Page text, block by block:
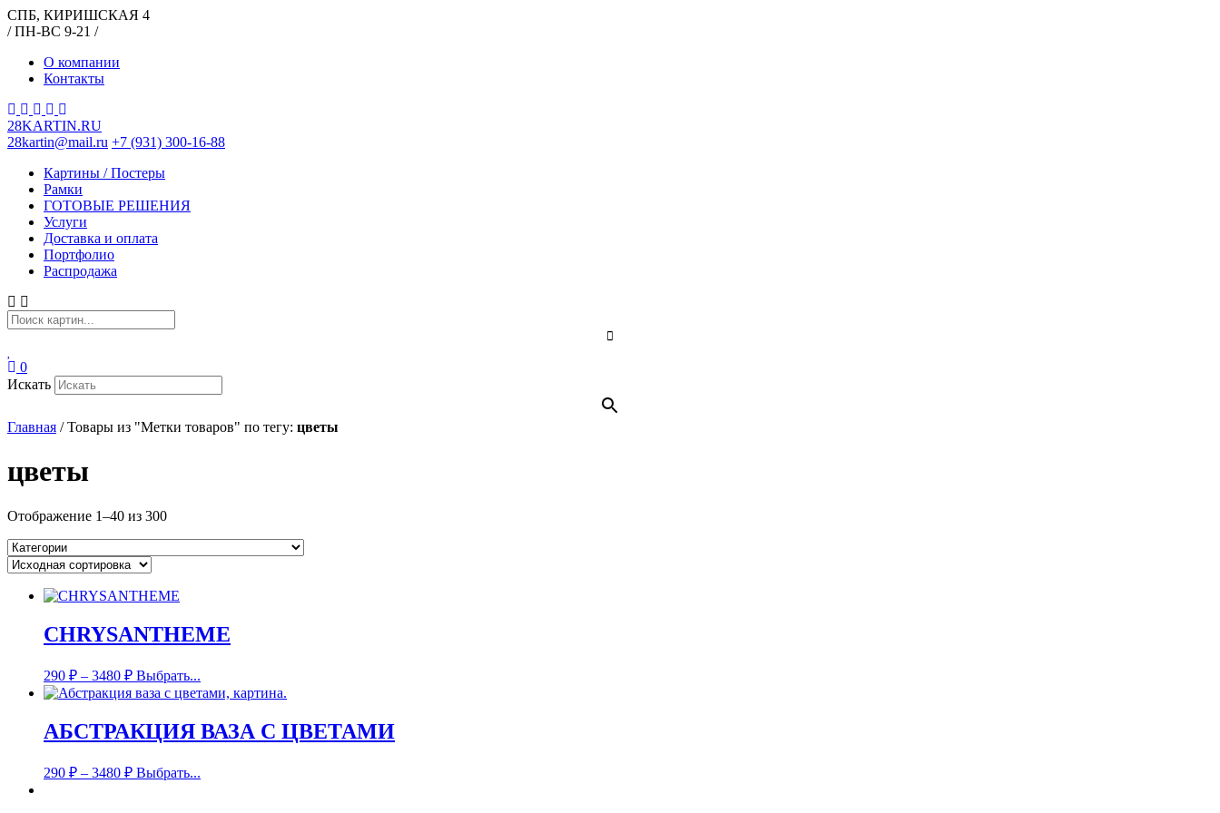
СПБ, КИРИШСКАЯ 4
/ ПН-ВС 9-21 /
О компании
Контакты
28KARTIN.RU
28kartin@mail.ru +7 (931) 300-16-88
Картины / Постеры
Рамки
ГОТОВЫЕ РЕШЕНИЯ
Услуги
Доставка и оплата
Портфолио
Распродажа
0
Искать
Главная /Товары из "Метки товаров" по тегу: цветы
цветы
Отображение 1–40 из 300
CHRYSANTHEME
290 ₽ – 3480 ₽ Выбрать...
АБСТРАКЦИЯ ВАЗА С ЦВЕТАМИ
290 ₽ – 3480 ₽ Выбрать...